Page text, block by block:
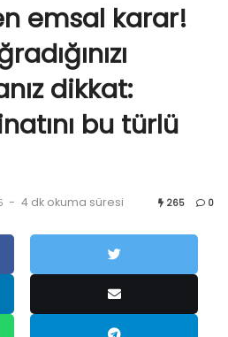
emsal karar!
dikkat:
bu türlü
- 4 dk okuma süresi 265 0